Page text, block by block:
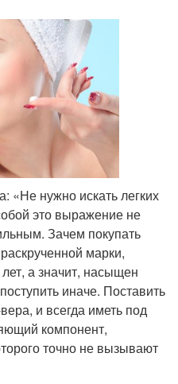
«Не нужно искать легких
это выражение не
Зачем покупать
марки,
а значит, насыщен
иначе. Поставить
и всегда иметь под
компонент,
точно не вызывают